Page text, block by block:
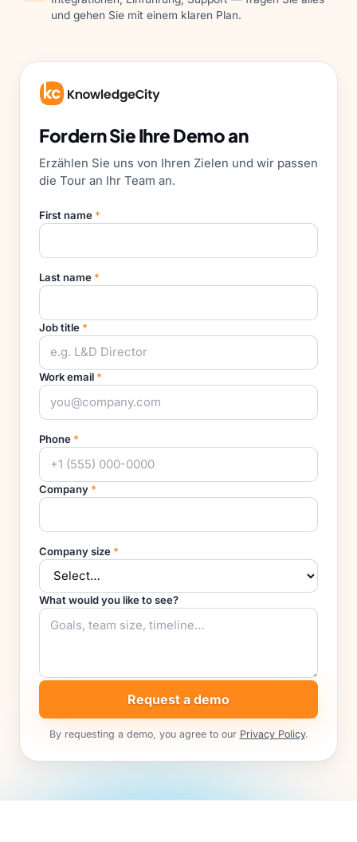
und gehen Sie mit einem klaren Plan.
Fordern Sie Ihre Demo an
Erzählen Sie uns von Ihren Zielen und wir passen
die Tour an Ihr Team an.
First name *
Last name *
Job title *
Work email *
Phone *
Company *
Company size *
What would you like to see?
Request a demo
By requesting a demo, you agree to our Privacy Policy.